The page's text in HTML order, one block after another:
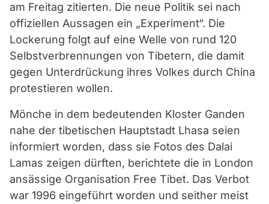
am Freitag zitierten. Die neue Politik sei nach
offiziellen Aussagen ein „Experiment“. Die
Lockerung folgt auf eine Welle von rund 120
Selbstverbrennungen von Tibetern, die damit
gegen Unterdrückung ihres Volkes durch China
protestieren wollen.
Mönche in dem bedeutenden Kloster Ganden
nahe der tibetischen Hauptstadt Lhasa seien
informiert worden, dass sie Fotos des Dalai
Lamas zeigen dürften, berichtete die in London
ansässige Organisation Free Tibet. Das Verbot
war 1996 eingeführt worden und seither meist